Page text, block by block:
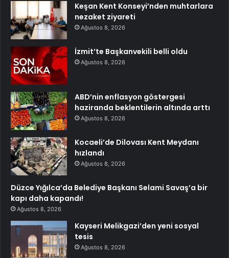
Keşan Kent Konseyi’nden muhtarlara
nezaket ziyareti
Ağustos 8, 2026
İzmit’te Başkanvekili belli oldu
Ağustos 8, 2026
ABD’nin enflasyon göstergesi
haziranda beklentilerin altında arttı
Ağustos 8, 2026
Kocaeli’de Dilovası Kent Meydanı
hızlandı
Ağustos 8, 2026
Düzce Yığılca’da Belediye Başkanı Selami Savaş’a bir
kapı daha kapandı!
Ağustos 8, 2026
Kayseri Melikgazi’den yeni sosyal
tesis
Ağustos 8, 2026